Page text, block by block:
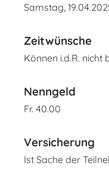
Samstag,
Zeitwünsche
Können i.d.R. nicht
Nenngeld
Fr. 40.00
Versicherung
Ist Sache der